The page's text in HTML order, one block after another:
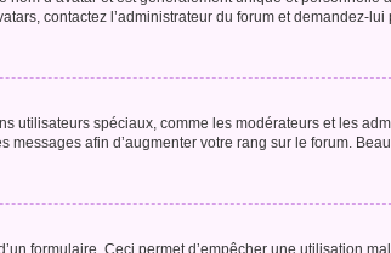
contactez l’administrateur du forum et demandez-lui
utilisateurs spéciaux, comme les modérateurs et les
afin d’augmenter votre rang sur le forum.
formulaire. Ceci permet d’empêcher une utilisation